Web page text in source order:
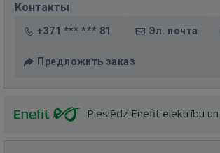
Контакты
+371 *** *** 81 Эл. почта
Предложить заказ
Pieslēdz Enefit elektrību